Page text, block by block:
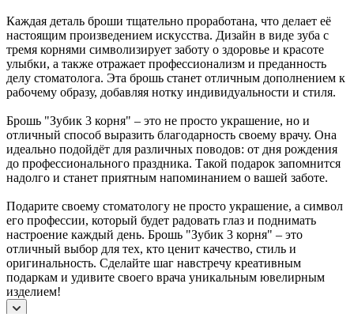
Каждая деталь броши тщательно проработана, что делает её
настоящим произведением искусства. Дизайн в виде зуба с
тремя корнями символизирует заботу о здоровье и красоте
улыбки, а также отражает профессионализм и преданность
делу стоматолога. Эта брошь станет отличным дополнением к
рабочему образу, добавляя нотку индивидуальности и стиля.
Брошь "Зубик 3 корня" – это не просто украшение, но и
отличный способ выразить благодарность своему врачу. Она
идеально подойдёт для различных поводов: от дня рождения
до профессионального праздника. Такой подарок запомнится
надолго и станет приятным напоминанием о вашей заботе.
Подарите своему стоматологу не просто украшение, а символ
его профессии, который будет радовать глаз и поднимать
настроение каждый день. Брошь "Зубик 3 корня" – это
отличный выбор для тех, кто ценит качество, стиль и
оригинальность. Сделайте шаг навстречу креативным
подаркам и удивите своего врача уникальным ювелирным
изделием!